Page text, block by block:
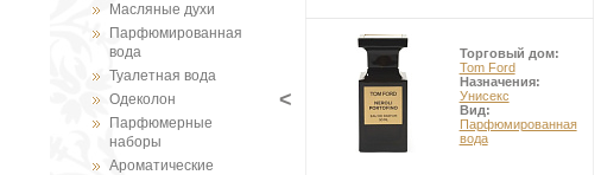
Масляные духи
Парфюмированная
вода
Туалетная вода
Одеколон
Парфюмерные
наборы
Ароматические
Торговый дом:
Tom Ford
Назначения:
Унисекс
Вид:
Парфюмированная
вода
<